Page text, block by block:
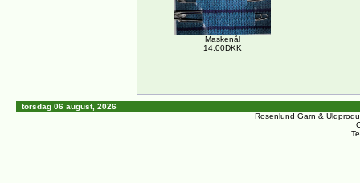
Maskenål
14,00DKK
torsdag 06 august, 2026
Rosenlund Garn &